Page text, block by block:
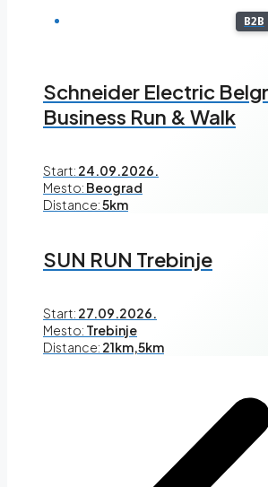
B2B
Schneider Electric
Business Run & Walk
Start: 24.09.2026.
Mesto: Beograd
Distance:5km
SUN RUN Trebinje
Start: 27.09.2026.
Mesto: Trebinje
Distance: 21km,5km